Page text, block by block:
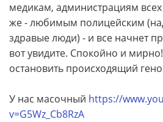
медикам, администрациям
же - любимым полицейским
здравые люди) - и все начнет
вот увидите. Спокойно и
остановить происходящий
У нас масочный https://
v=G5Wz_Cb8RzA